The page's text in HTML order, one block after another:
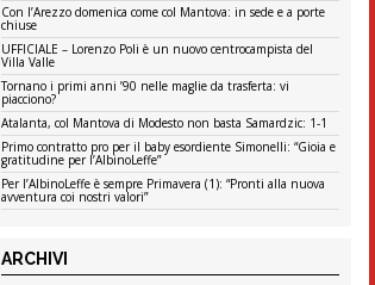
Con l’Arezzo domenica come col Mantova: in sede e a porte
chiuse
UFFICIALE – Lorenzo Poli è un nuovo centrocampista del
Villa Valle
Tornano i primi anni ’90 nelle maglie da trasferta: vi
piacciono?
Atalanta, col Mantova di Modesto non basta Samardzic: 1-1
Primo contratto pro per il baby esordiente Simonelli: “Gioia e
gratitudine per l’AlbinoLeffe”
Per l’AlbinoLeffe è sempre Primavera (1): “Pronti alla nuova
avventura coi nostri valori”
ARCHIVI